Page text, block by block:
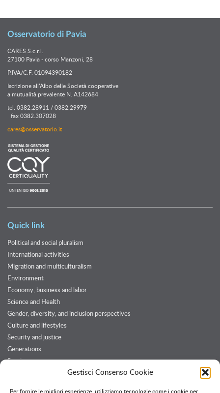
Gestisci Consenso Cookie
Per fornire le migliori esperienze, utilizziamo tecnologie come i cookie per
Osservatorio di Pavia
CARES S.c.r.l.
27100 Pavia - corso Manzoni, 28
P.IVA/C.F. 01094390182
Iscrizione all’Albo delle Società cooperative
a mutualità prevalente N. A142684
tel. 0382.28911 / 0382.29979
fax 0382.307028
cares@osservatorio.it
Quick link
Political and social pluralism
International activities
Migration and multiculturalism
Environment
Economy, business and labor
Science and Health
Gender, diversity, and inclusion perspectives
Culture and lifestyles
Security and justice
Generations
Services
Customers and Partners